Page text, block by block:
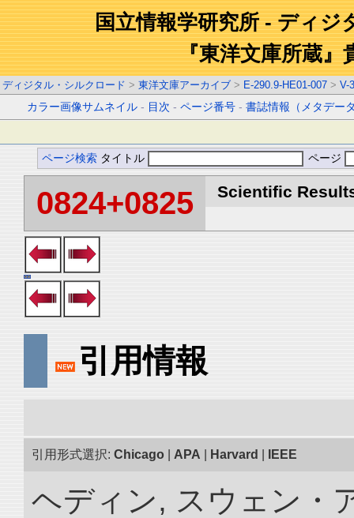
国立情報学研究所 - ディジ
『東洋文庫所蔵』
ディジタル・シルクロード > 東洋文庫アーカイブ > E-290.9-HE01-007 > V-3
カラー画像サムネイル - 目次 -ページ番号 -書誌情報（メタデー
ページ検索 タイトル ページ
0824+0825 Scientific
引用情報
引用形式選択: Chicago APA Harvard IEEE
ヘディン, スウェン・